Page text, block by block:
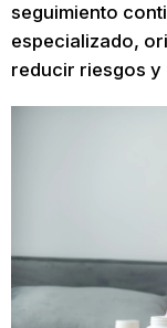
seguimiento
especializado,
reducir riesgos y